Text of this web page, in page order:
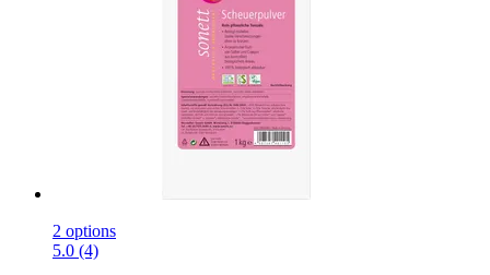
2 options
5.0 (4)